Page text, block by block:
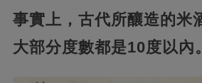
事實上，古代所釀造的米
大部分度數都是10度以內。